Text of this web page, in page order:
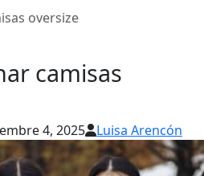
oversize
camisas
4, 2025 Luisa Arencón